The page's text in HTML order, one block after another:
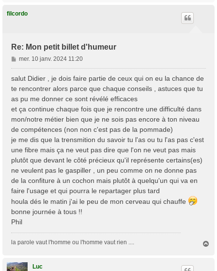
filcordo
Re: Mon petit billet d'humeur
M
e
s
g
e
mer. 10 janv. 2024 11:20
salut Didier , je dois faire partie de ceux qui on eu la chance de
te rencontrer alors parce que chaque conseils , astuces que tu
as pu me donner ce sont révélé efficaces
et ça continue chaque fois que je rencontre une difficulté dans
mon/notre métier bien que je ne sois pas encore à ton niveau
de compétences (non non c'est pas de la pommade)
je me dis que la trensmition du savoir tu l'as ou tu l'as pas c'est
une fibre mais ça ne veut pas dire que l'on ne veut pas mais
plutôt que devant le côté précieux qu'il représente certains(es)
ne veulent pas le gaspiller , un peu comme on ne donne pas
de la confiture à un cochon mais plutôt à quelqu'un qui va en
faire l'usage et qui pourra le repartager plus tard
houla dés le matin j'ai le peu de mon cerveau qui chauffe
bonne journée à tous !!
Phil
la parole vaut l'homme ou l'homme vaut rien ....
Luc